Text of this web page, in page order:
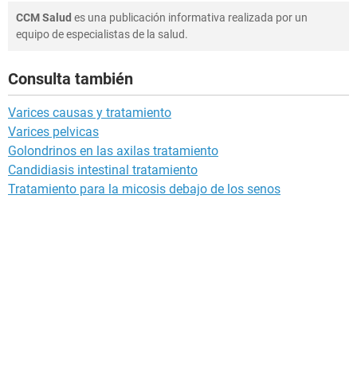
CCM Salud es una publicación informativa realizada por un
equipo de especialistas de la salud.
Consulta también
Varices causas y tratamiento
Varices pelvicas
Golondrinos en las axilas tratamiento
Candidiasis intestinal tratamiento
Tratamiento para la micosis debajo de los senos